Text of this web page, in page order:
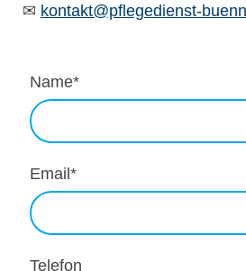
✉ kontakt@pflegedienst-
Name*
Email*
Telefon